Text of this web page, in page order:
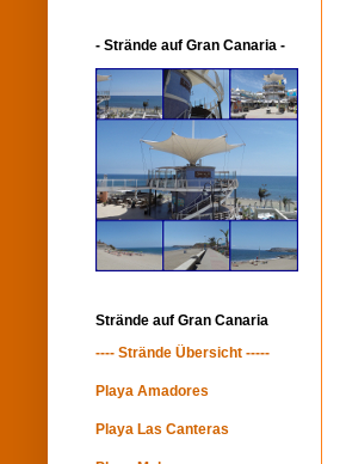
- Strände auf Gran Canaria -
Strände auf Gran Canaria
---- Strände Übersicht -----
Playa Amadores
Playa Las Canteras